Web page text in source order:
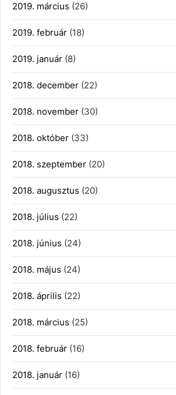
2019. március (26)
2019. február (18)
2019. január (8)
2018. december (22)
2018. november (30)
2018. október (33)
2018. szeptember (20)
2018. augusztus (20)
2018. július (22)
2018. június (24)
2018. május (24)
2018. április (22)
2018. március (25)
2018. február (16)
2018. január (16)